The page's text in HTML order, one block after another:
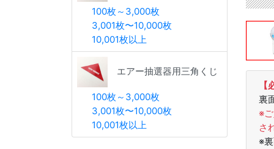
100枚～3,000枚
3,001枚〜10,000枚
10,001枚以上
エアー抽選器用三角くじ
100枚～3,000枚
3,001枚〜10,000枚
10,001枚以上
【
裏
※
さ
※